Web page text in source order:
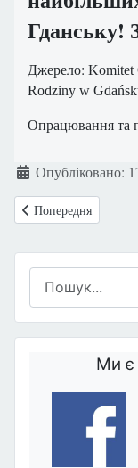
Ми є
Гданську!
Джерело: Komitet
Rodziny w
Опрацювання та
ДеталіОпубліковано:
Попередня стаття:
Попередня